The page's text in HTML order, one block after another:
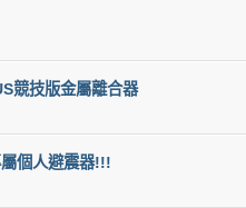
競技版金屬離合器
個人避震器!!!